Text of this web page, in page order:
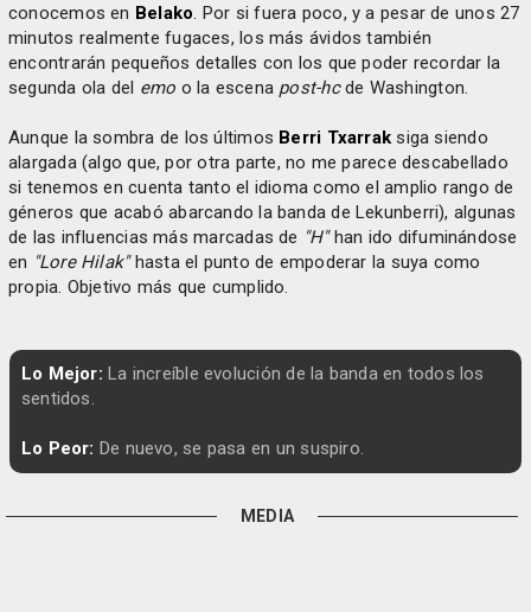
conocemos en Belako. Por si fuera poco, y a pesar de unos 27
minutos realmente fugaces, los más ávidos también
encontrarán pequeños detalles con los que poder recordar la
segunda ola del emo o la escena post-hcde Washington.
Aunque la sombra de los últimos Berri Txarrak siga siendo
alargada (algo que, por otra parte, no me parece descabellado
si tenemos en cuenta tanto el idioma como el amplio rango de
géneros que acabó abarcando la banda de Lekunberri), algunas
de las influencias más marcadas de "H"han ido difuminándose
en "Lore Hilak"hasta el punto de empoderar la suya como
propia. Objetivo más que cumplido.
Lo Mejor: La increíble evolución de la banda en todos los
sentidos.
Lo Peor: De nuevo, se pasa en un suspiro.
MEDIA